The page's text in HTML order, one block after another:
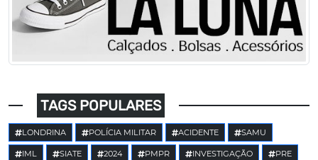
TAGS POPULARES
LONDRINA POLÍCIA MILITAR ACIDENTE SAMU
IML SIATE 2024 PMPR INVESTIGAÇÃO PRE